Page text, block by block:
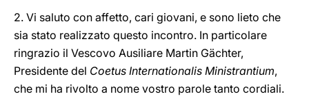
2. Vi saluto con affetto, cari giovani, e sono lieto che
sia stato realizzato questo incontro. In particolare
ringrazio il Vescovo Ausiliare Martin Gächter,
Presidente del Coetus Internationalis Ministrantium,
che mi ha rivolto a nome vostro parole tanto cordiali.